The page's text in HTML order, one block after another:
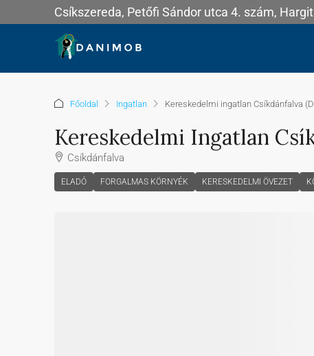
Csíkszereda, Petőfi Sándor utca 4. szám,
Főoldal Ingatlan Kereskedelmi ingatlan Csíkdánfalva
Kereskedelmi Ingatlan
Csíkdánfalva
ELADÓ FORGALMAS KÖRNYÉK KERESKEDELMI ÖVEZET